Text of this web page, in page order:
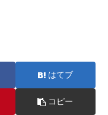
はてブ
コピー